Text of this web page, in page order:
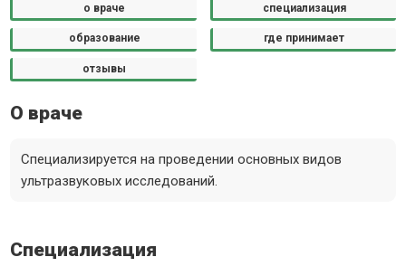
о враче специализация
образование где принимает
отзывы
О враче
Специализируется на проведении основных видов
ультразвуковых исследований.
Специализация